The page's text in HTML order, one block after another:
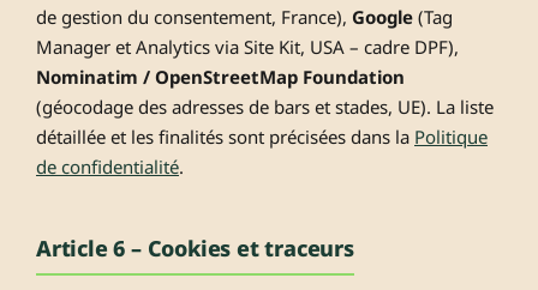
de gestion du consentement, France), Google (Tag
Manager et Analytics via Site Kit, USA – cadre DPF),
Nominatim / OpenStreetMap Foundation
(géocodage des adresses de bars et stades, UE). La liste
détaillée et les finalités sont précisées dans la Politique
de confidentialité.
Article 6 – Cookies et traceurs